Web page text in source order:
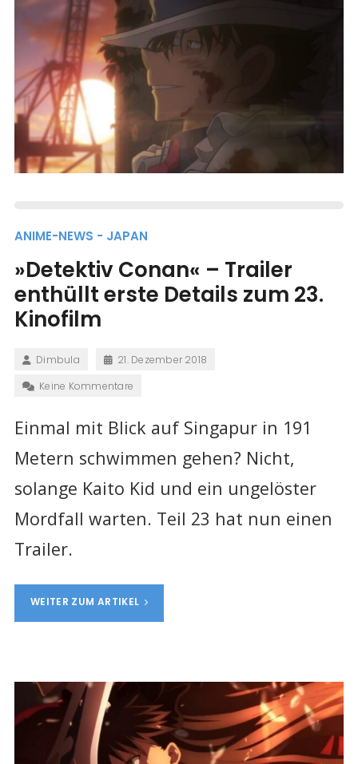
ANIME-NEWS - JAPAN
»Detektiv Conan« – Trailer
enthüllt erste Details zum 23.
Kinofilm
Dimbula
21. Dezember 2018
Keine Kommentare
Einmal mit Blick auf Singapur in 191
Metern schwimmen gehen? Nicht,
solange Kaito Kid und ein ungelöster
Mordfall warten. Teil 23 hat nun einen
Trailer.
WEITER ZUM ARTIKEL